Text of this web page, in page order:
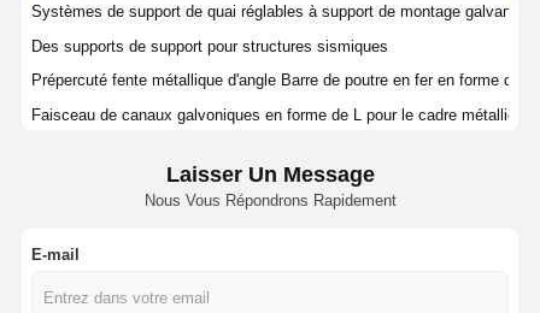
Les Affaires
accrochages sismiques
Faisceau de canal d'angle
support sismique de plateau de câbles
Systèmes de support de quai réglables à support de montage galvanisé
Des supports de support pour structures sismiques
Prépercuté fente métallique d'angle Barre de poutre en fer en forme de L
Faisceau de canaux galvoniques en forme de L pour le cadre métallique
Profil de barre de support de la poutre de canal en acier perforé à angle
L en forme de fente à angle droit 90 degrés galvanisé renforcé pré-percé
50 mm de perçage en acier perforé en forme de L
Laisser Un Message
Nous Vous Répondrons Rapidement
E-mail